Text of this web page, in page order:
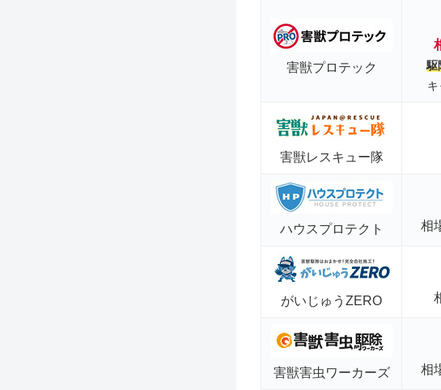
害獣プロテック
駆
キ
害獣レスキュー隊
ハウスプロテクト 相
がいじゅうZERO
害獣害虫ワーカーズ 相